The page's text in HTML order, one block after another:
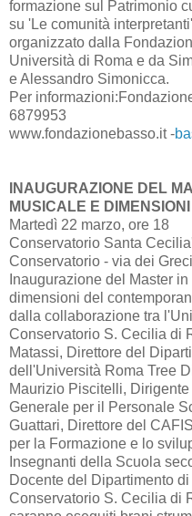
formazione sul Patrimonio
su 'Le comunità
organizzato dalla
Università di Roma e da
e Alessandro Simonicca.
Per
6879953
www.fondazionebasso.it -
INAUGURAZIONE DEL
MUSICALE E
Martedì 22 marzo, ore 18
Conservatorio Santa
Conservatorio - via dei
Inaugurazione del Master
dimensioni del
dalla collaborazione tra
Conservatorio S. Cecilia di
Matassi, Direttore del
dell'Università Roma Tree
Maurizio Piscitelli,
Generale per il Personale
Guattari, Direttore del
per la Formazione e lo
Insegnanti della Scuola
Docente del Dipartimento
Conservatorio S. Cecilia di